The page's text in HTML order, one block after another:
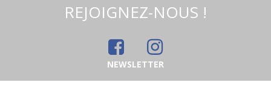
REJOIGNEZ-NOUS !
NEWSLETTER